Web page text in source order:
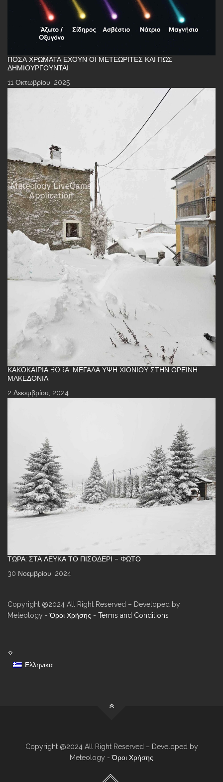
ΠΌΣΑ ΧΡΏΜΑΤΑ ΈΧΟΥΝ ΟΙ ΜΕΤΕΩΡΊΤΕΣ ΚΑΙ ΠΏΣ
ΔΗΜΙΟΥΡΓΟΎΝΤΑΙ
11 Οκτωβρίου, 2025
ΚΑΚΟΚΑΙΡΊΑ BORA: ΜΕΓΆΛΑ ΎΨΗ ΧΙΟΝΙΟΎ ΣΤΗΝ ΟΡΕΙΝΉ
ΜΑΚΕΔΟΝΊΑ
2 Δεκεμβρίου, 2024
ΤΏΡΑ: ΣΤΑ ΛΕΥΚΆ ΤΟ ΠΙΣΟΔΈΡΙ – ΦΩΤΌ
30 Νοεμβρίου, 2024
Copyright @2024 All Right Reserved – Developed by
Meteology -Όροι Χρήσης - Terms and Conditions
Ελληνικα
Copyright @2024 All Right Reserved – Developed by
Meteology -Όροι Χρήσης